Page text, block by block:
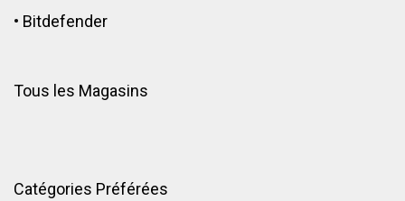
• Bitdefender
Tous les Magasins
Catégories Préférées